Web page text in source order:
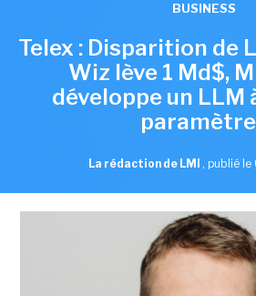
BUSINESS
Telex : Disparition de
Wiz lève 1 Md$,
développe un LLM
La rédaction de LMI , publié le